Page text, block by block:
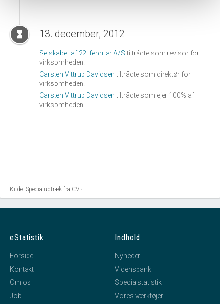
hourglass_full 13. december, 2012
Selskabet af 22. februar A/Stiltrådte som revisor for
virksomheden.
Carsten Vittrup Davidsentiltrådte som direktør for
virksomheden.
Carsten Vittrup Davidsentiltrådte som ejer 100% af
virksomheden.
Kilde: Specialudtræk fra CVR.
eStatistik
Forside
Kontakt
Om os
Job
Indhold
Nyheder
Vidensbank
Specialstatistik
Vores værktøjer